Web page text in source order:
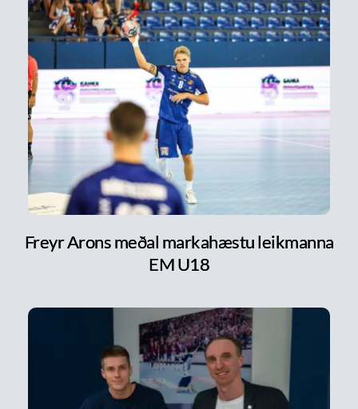
Freyr Arons meðal markahæstu leikmanna
EM U18